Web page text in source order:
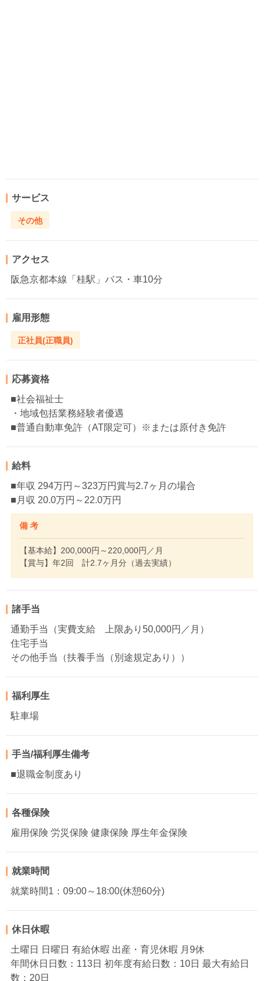
サービス
その他
アクセス
阪急京都本線「桂駅」バス・車10分
雇用形態
正社員(正職員)
応募資格
■社会福祉士
・地域包括業務経験者優遇
■普通自動車免許（AT限定可）※または原付き免許
給料
■年収 294万円～323万円賞与2.7ヶ月の場合
■月収 20.0万円～22.0万円
備 考
【基本給】200,000円～220,000円／月
【賞与】年2回 計2.7ヶ月分（過去実績）
諸手当
通勤手当（実費支給 上限あり50,000円／月）
住宅手当
その他手当（扶養手当（別途規定あり））
福利厚生
駐車場
手当/福利厚生備考
■退職金制度あり
各種保険
雇用保険 労災保険 健康保険 厚生年金保険
就業時間
就業時間1：09:00～18:00(休憩60分)
休日休暇
土曜日 日曜日 有給休暇 出産・育児休暇 月9休
年間休日日数：113日 初年度有給日数：10日 最大有給日
数：20日